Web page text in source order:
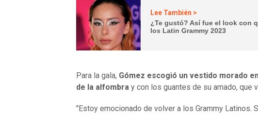
Lee También >
¿Te gustó? Así fue el look con
los Latin Grammy 2023
Para la gala, Gómez escogió un vestido morado
de la alfombra y con los guantes de su amado, que
"Estoy emocionado de volver a los Grammy Latinos.